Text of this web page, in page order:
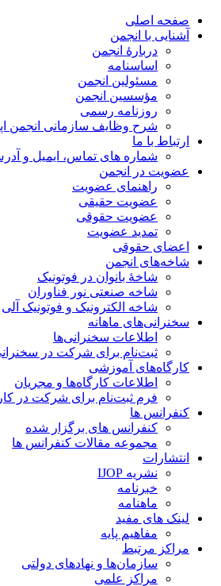
صفحه اصلی
آشنایی با انجمن
دربارۀ انجمن
اساسنامه
مسئولین انجمن
مؤسسین انجمن
روزنامه رسمی
شرح وظایف سازمانی انجمن
ارتباط با ما
شماره های تماس، ایمیل و
عضویت در انجمن
راهنمای عضویت
عضویت حقیقی
عضویت حقوقی
تمدید عضویت
اعضای حقوقی
شاخه‌های انجمن
شاخۀ بانوان در فوتونیک
شاخه صنعتی نور فناوران
شاخه‌ الکترونیک و فوتونیک آلی
سخنرانی‌های ماهانه
اطلاعات سخنرانی‌‌ها
ثبت‌نام برای شرکت در سخنرانی
کارگاه‌های آموزشی
اطلاعات کارگاه‌ها و مجریان
فرم ثبت‌نام برای شرکت در
کنفرانس ها
کنفرانس های برگزار شده
مجموعه مقالات کنفرانس ها
انتشارات
نشریه IJOP
خبرنامه
ماهنامه
لینک های مفید
مفاهیم پایه
مراکز مرتبط
سازمان‌ها و نهادهای دولتی
مراکز علمی